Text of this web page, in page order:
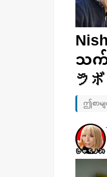
သက်
ラ
ဤစာမ